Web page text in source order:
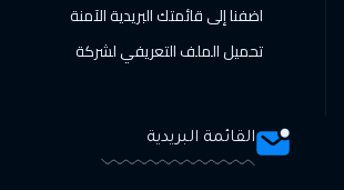
اضفنا إلى قائمتك البريدية الآمنة
تحميل الملف التعريفي لشركة
القائمة البريدية